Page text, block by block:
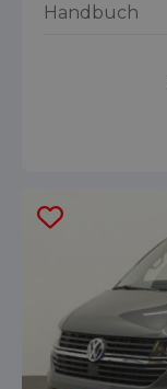
Handbuch